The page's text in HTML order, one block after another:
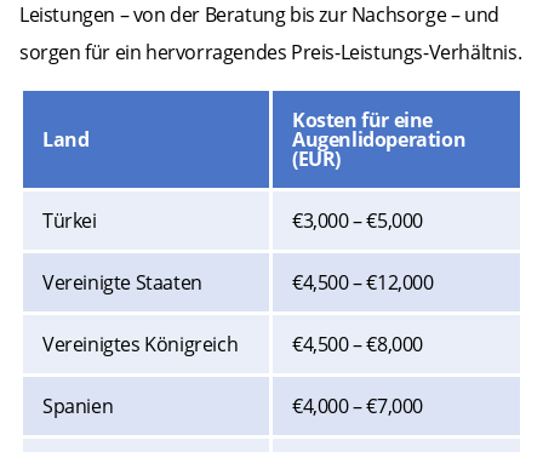
Leistungen – von der Beratung bis zur Nachsorge – und
sorgen für ein hervorragendes Preis-Leistungs-Verhältnis.
Land
Kosten für eine
Augenlidoperation
(EUR)
Türkei €3,000 – €5,000
Vereinigte Staaten €4,500 – €12,000
Vereinigtes Königreich €4,500 – €8,000
Spanien €4,000 – €7,000